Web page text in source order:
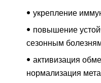
укрепление
повышение
сезонным
активизация
нормализация